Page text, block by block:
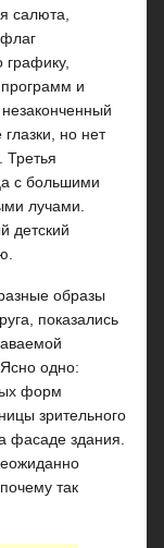
салюта,
и
но нет
Третья
с большими
лучами.
детский
образы
показались
одно:
форм
зрительного
фасаде здания.
так